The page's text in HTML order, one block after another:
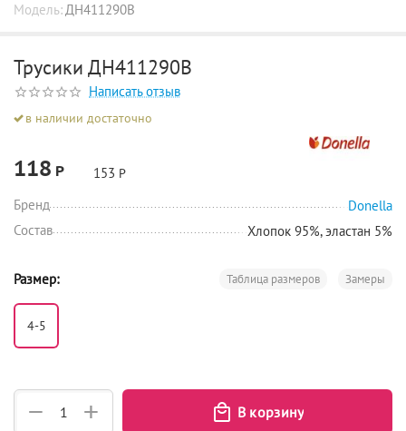
Модель:ДН411290B
Трусики ДН411290B
Написать отзыв
в наличии достаточно
118 Р 153 Р
Бренд
Donella
Состав
Хлопок 95%, эластан 5%
Размер: Замеры
Таблица размеров
4-5
+
−